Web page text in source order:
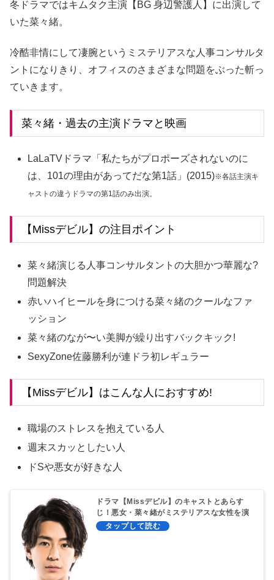
冬ドラマではキムタク主演【BG 身辺警護人】に出演して
いた菜々緒。
冷酷非情にして凄腕というミステリアスな人事コンサルタ
ントになりきり、オフィスのさまざまな問題をぶった斬っ
ていきます。
菜々緒・過去の主演ドラマと映画
LaLaTVドラマ「私たちがプロポーズされないのに
は、101の理由があってだな第1話」(2015)※各話主演キ
ャストの違うドラマの第1話のみ出演。
【Missデビル】の注目ポイント
菜々緒演じる人事コンサルタントの大胆かつ華麗な?
問題解決
赤いハイヒールを身につける菜々緒のクールなファ
ッション
菜々緒のなが〜い美脚が繰り出すバックキック!
SexyZone佐藤勝利が連ドラ初レギュラー
【Missデビル】はこんな人におすすめ!
職場のストレスを抱えている人
週末スカッとしたい人
ドSや悪女が好きな人
ドラマ【Missデビル】のキャストとあらす
じ！悪女・菜々緒がミステリアスな女性を演
じオフィス問題を斬る！